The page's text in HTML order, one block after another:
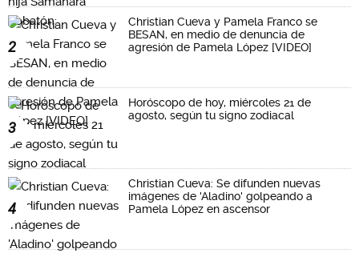
2
Christian Cueva y Pamela Franco se
BESAN, en medio de denuncia de
agresión de Pamela López [VIDEO]
3
Horóscopo de hoy, miércoles 21 de
agosto, según tu signo zodiacal
4
Christian Cueva: Se difunden nuevas
imágenes de 'Aladino' golpeando a
Pamela López en ascensor